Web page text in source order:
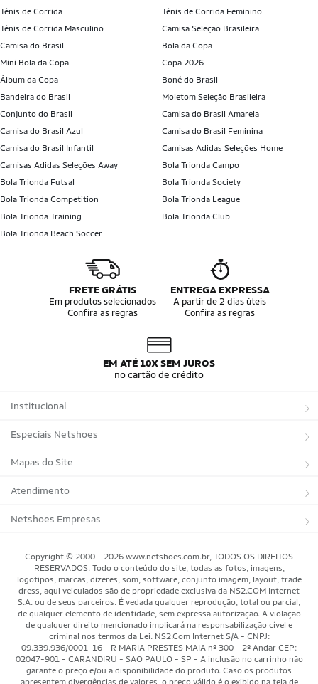
Tênis de Corrida
Tênis de Corrida Feminino
Tênis de Corrida Masculino
Camisa Seleção Brasileira
Camisa do Brasil
Bola da Copa
Mini Bola da Copa
Copa 2026
Álbum da Copa
Boné do Brasil
Bandeira do Brasil
Moletom Seleção Brasileira
Conjunto do Brasil
Camisa do Brasil Amarela
Camisa do Brasil Azul
Camisa do Brasil Feminina
Camisa do Brasil Infantil
Camisas Adidas Seleções Home
Camisas Adidas Seleções Away
Bola Trionda Campo
Bola Trionda Futsal
Bola Trionda Society
Bola Trionda Competition
Bola Trionda League
Bola Trionda Training
Bola Trionda Club
Bola Trionda Beach Soccer
FRETE GRÁTIS
Em produtos selecionados
Confira as regras
ENTREGA EXPRESSA
A partir de 2 dias úteis
Confira as regras
EM ATÉ 10X SEM JUROS
no cartão de crédito
Institucional
Sobre a Netshoes
Política de Privacidade
Programa de Afiliados
Regulamentos
Programa de Integridade
Blog
Black Friday Magalu
Black Friday Netshoes
Lojas Físicas
Especiais Netshoes
Suplementos
Corrida
Bicicletas
Basquete
Motorsport
Saúde Bem-Estar
Aventura
Mapas do Site
Marcas
Tipos de Produtos
Atendimento
Trocas e devoluções
Minha Conta
Meus Pedidos
Pagamentos
Cancelamentos
Segurança & Privacidade
Netshoes Empresas
Copyright © 2000 - 2026 www.netshoes.com.br, TODOS OS DIREITOS
RESERVADOS. Todo o conteúdo do site, todas as fotos, imagens,
logotipos, marcas, dizeres, som, software, conjunto imagem, layout, trade
dress, aqui veiculados são de propriedade exclusiva da NS2.COM Internet
S.A. ou de seus parceiros. É vedada qualquer reprodução, total ou parcial,
de qualquer elemento de identidade, sem expressa autorização. A violação
de qualquer direito mencionado implicará na responsabilização cível e
criminal nos termos da Lei. NS2.Com Internet S/A - CNPJ:
09.339.936/0001-16 - R MARIA PRESTES MAIA nº 300 - 2º Andar CEP:
02047-901 - CARANDIRU - SAO PAULO - SP - A inclusão no carrinho não
garante o preço e/ou a disponibilidade do produto. Caso os produtos
apresentem divergências de valores, o preço válido é o exibido na tela de